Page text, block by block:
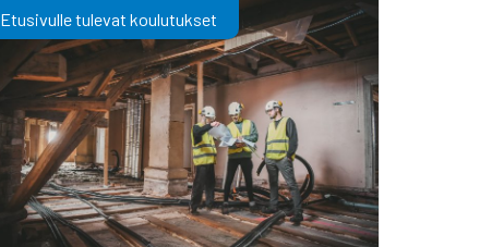
Etusivulle tulevat koulutukset